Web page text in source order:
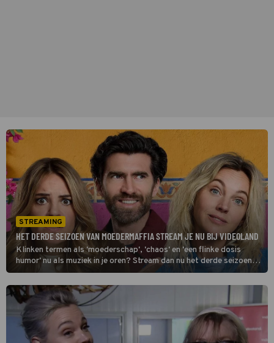
STREAMING
HET DERDE SEIZOEN VAN MOEDERMAFFIA STREAM JE NU BIJ VIDEOLAND
Klinken termen als 'moederschap', 'chaos' en 'een flinke dosis
humor' nu als muziek in je oren? Stream dan nu het derde seizoen
van Moedermaffia bij Videoland.